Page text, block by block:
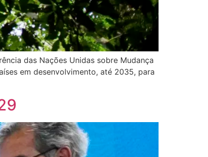
das Nações Unidas sobre Mudança
em desenvolvimento, até 2035, para